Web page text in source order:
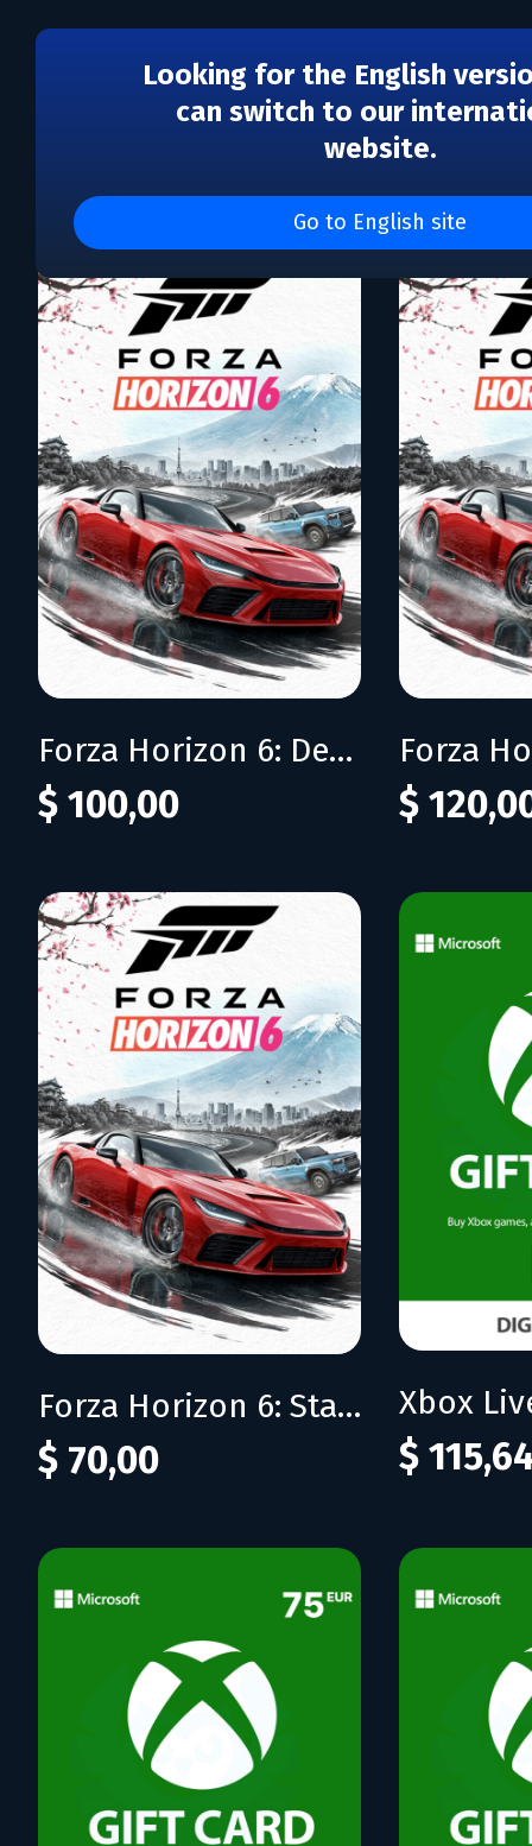
Looking for the English
can switch to our
website.
Go to English site
Каталог игр Xbox
Forza Horizon 6: Deluxe Edition
$ 100,00 $
Forza Horizon 6: Standard Edition
$ 70,00 $